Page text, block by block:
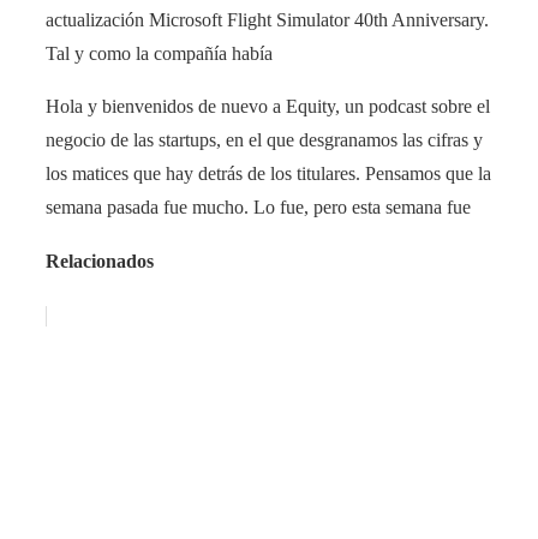
actualización Microsoft Flight Simulator 40th Anniversary.
Tal y como la compañía había
Hola y bienvenidos de nuevo a Equity, un podcast sobre el
negocio de las startups, en el que desgranamos las cifras y
los matices que hay detrás de los titulares. Pensamos que la
semana pasada fue mucho. Lo fue, pero esta semana fue
Relacionados